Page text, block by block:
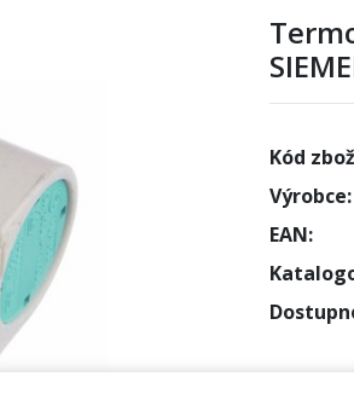
Kód
Výrobce:
EAN: